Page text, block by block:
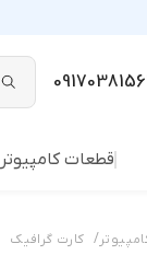
قطعات کامپیوتر
/ کارت گرافیک